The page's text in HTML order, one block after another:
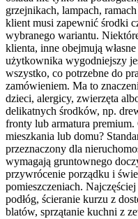
grzejnikach, lampach,
klient musi zapewnić środki
wybranego wariantu.
klienta, inne obejmują
użytkownika wygodniejszy
wszystko, co potrzebne do
zamówieniem. Ma to
dzieci, alergicy, zwierzęta
delikatnych środków, np.
fronty lub armatura premium.
mieszkania lub domu?
przeznaczony dla
wymagają gruntownego
przywrócenie porządku i
pomieszczeniach.
podłóg, ścieranie kurzu z
blatów, sprzątanie kuchni z